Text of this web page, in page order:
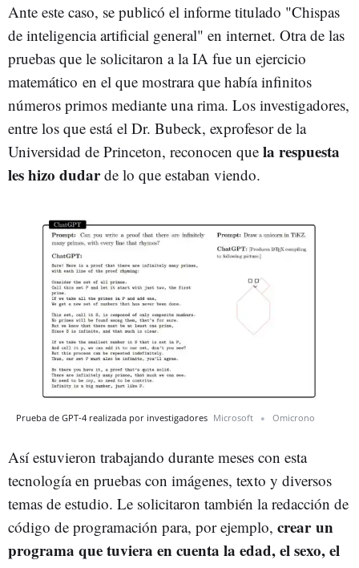
Ante este caso, se publicó el informe titulado "Chispas
de inteligencia artificial general" en internet. Otra de las
pruebas que le solicitaron a la IA fue un ejercicio
matemático en el que mostrara que había infinitos
números primos mediante una rima. Los investigadores,
entre los que está el Dr. Bubeck, exprofesor de la
Universidad de Princeton, reconocen que la respuesta
les hizo dudarde lo que estaban viendo.
Prueba de GPT-4 realizada por investigadores Microsoft Omicrono
Así estuvieron trabajando durante meses con esta
tecnología en pruebas con imágenes, texto y diversos
temas de estudio. Le solicitaron también la redacción de
código de programación para, por ejemplo, crear un
programa que tuviera en cuenta la edad, el sexo, el